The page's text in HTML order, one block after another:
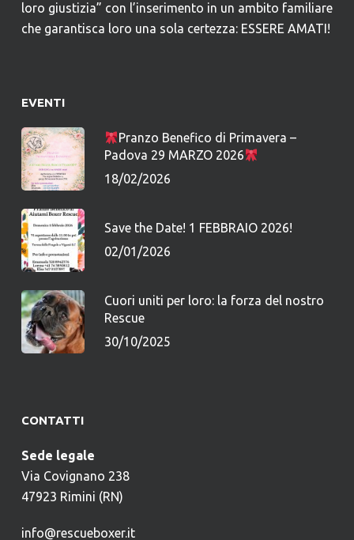
loro giustizia” con l’inserimento in un ambito familiare
che garantisca loro una sola certezza: ESSERE AMATI!
EVENTI
Pranzo Benefico di Primavera –
Padova 29 MARZO 2026
18/02/2026
Save the Date! 1 FEBBRAIO 2026!
02/01/2026
Cuori uniti per loro: la forza del nostro
Rescue
30/10/2025
CONTATTI
Sede legale
Via Covignano 238
47923 Rimini (RN)
info@rescueboxer.it